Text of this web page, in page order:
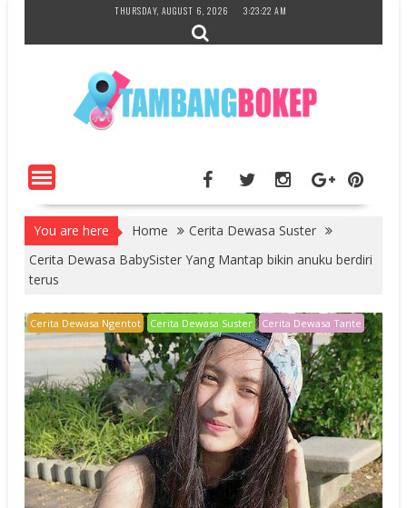
content
THURSDAY, AUGUST 6, 2026 3:23:23 AM
You are here Home
Cerita Dewasa Suster
Cerita Dewasa BabySister Yang Mantap bikin anuku berdiri
terus
Cerita Dewasa Ngentot Cerita Dewasa Suster Cerita Dewasa Tante